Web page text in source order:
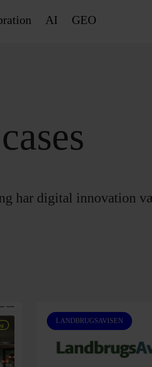
AI GEO
har digital innovation
LANDBRUGSAVISEN